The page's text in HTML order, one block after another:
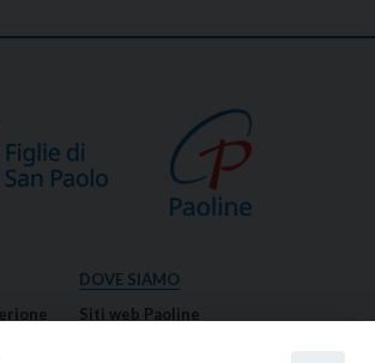
DOVE SIAMO
Siti web Paoline